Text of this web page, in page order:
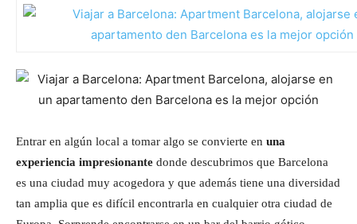
Entrar en algún local a tomar algo se convierte en una
experiencia impresionante donde descubrimos que Barcelona
es una ciudad muy acogedora y que además tiene una diversidad
tan amplia que es difícil encontrarla en cualquier otra ciudad de